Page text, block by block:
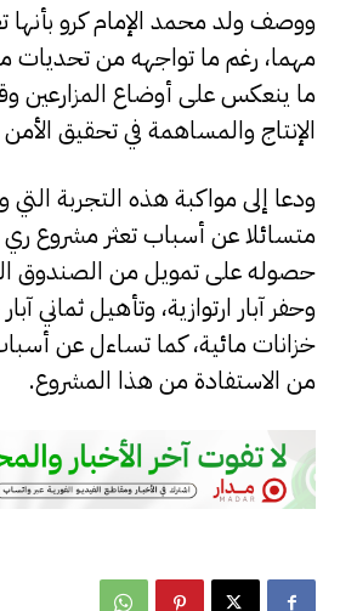
ووصف ولد محمد الإمام كرو بأنها
مهما، رغم ما تواجهه من تحديات
ما ينعكس على أوضاع المزارعين
الإنتاج والمساهمة في تحقيق الأمن
ودعا إلى مواكبة هذه التجربة التي
متسائلا عن أسباب تعثر مشروع ري
حصوله على تمويل من الصندوق
وحفر آبار ارتوازية، وتأهيل ثماني
خزانات مائية، كما تساءل عن
من الاستفادة من هذا المشروع.